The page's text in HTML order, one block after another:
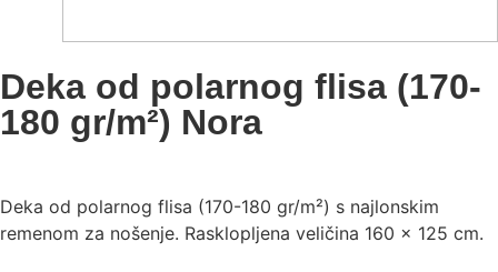
Deka od polarnog flisa (170-
180 gr/m²) Nora
Deka od polarnog flisa (170-180 gr/m²) s najlonskim
remenom za nošenje. Rasklopljena veličina 160 x 125 cm.